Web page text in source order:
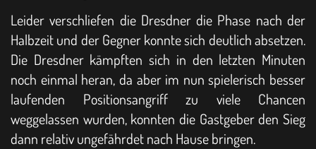
Leider verschliefen die Dresdner die Phase nach der
Halbzeit und der Gegner konnte sich deutlich absetzen.
Die Dresdner kämpften sich in den letzten Minuten
noch einmal heran, da aber im nun spielerisch besser
laufenden Positionsangriff zu viele Chancen
weggelassen wurden, konnten die Gastgeber den Sieg
dann relativ ungefährdet nach Hause bringen.